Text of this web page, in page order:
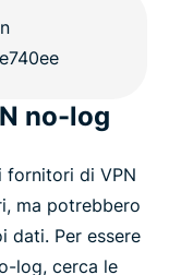
no-log
fornitori di VPN
ma potrebbero
dati. Per essere
log, cerca le